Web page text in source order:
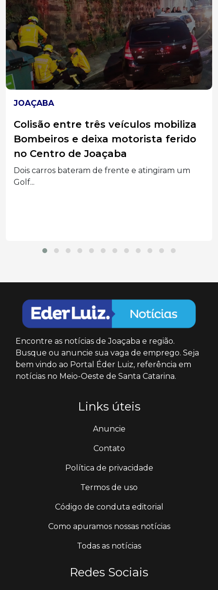
ACIDENTES
Colisão frontal na BR-470 deixa
quatro feridos e motorista é
resgatado de helicóptero em SC
Colisão frontal entre Onix e Volvo deixou quatro
feridos...
Encontre as notícias de Joaçaba e região.
Busque ou anuncie sua vaga de emprego. Seja
bem vindo ao Portal Éder Luiz, referência em
notícias no Meio-Oeste de Santa Catarina.
Links úteis
Anuncie
Contato
Política de privacidade
Termos de uso
Código de conduta editorial
Como apuramos nossas notícias
Todas as notícias
Redes Sociais